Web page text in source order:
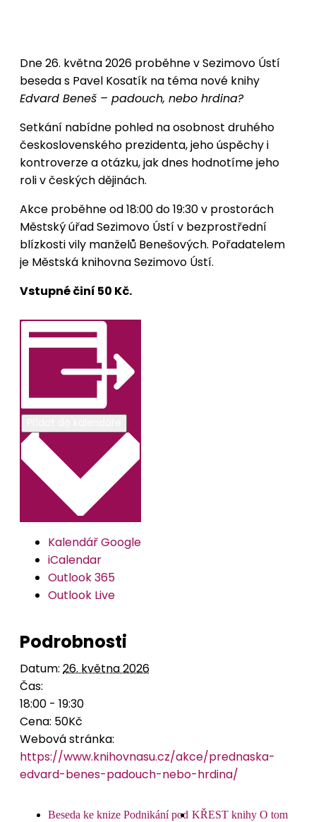
Dne 26. května 2026 proběhne vSezimovo Ústí
beseda s Pavel Kosatík na téma nové knihy
Edvard Beneš – padouch, nebo hrdina?
Setkání nabídne pohled na osobnost druhého
československého prezidenta, jeho úspěchy i
kontroverze a otázku, jak dnes hodnotíme jeho
roli v českých dějinách.
Akce proběhne od 18:00 do 19:30 v prostorách
Městský úřad Sezimovo Ústív bezprostřední
blízkosti vily manželů Benešových. Pořadatelem
je Městská knihovna Sezimovo Ústí.
Vstupné činí 50 Kč.
Kalendář Google
iCalendar
Outlook 365
Outlook Live
Podrobnosti
Datum: 26. května 2026
Čas:
18:00 - 19:30
Cena: 50Kč
Webová stránka:
https://www.knihovnasu.cz/akce/prednaska-
edvard-benes-padouch-nebo-hrdina/
Beseda ke knize Podnikání pod KŘEST knihy O tom